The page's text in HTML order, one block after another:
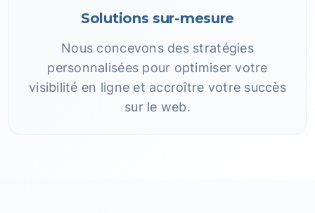
Solutions sur-mesure
Nous concevons des stratégies
personnalisées pour optimiser votre
visibilité en ligne et accroître votre succès
sur le web.